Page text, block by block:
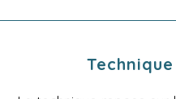
Technique